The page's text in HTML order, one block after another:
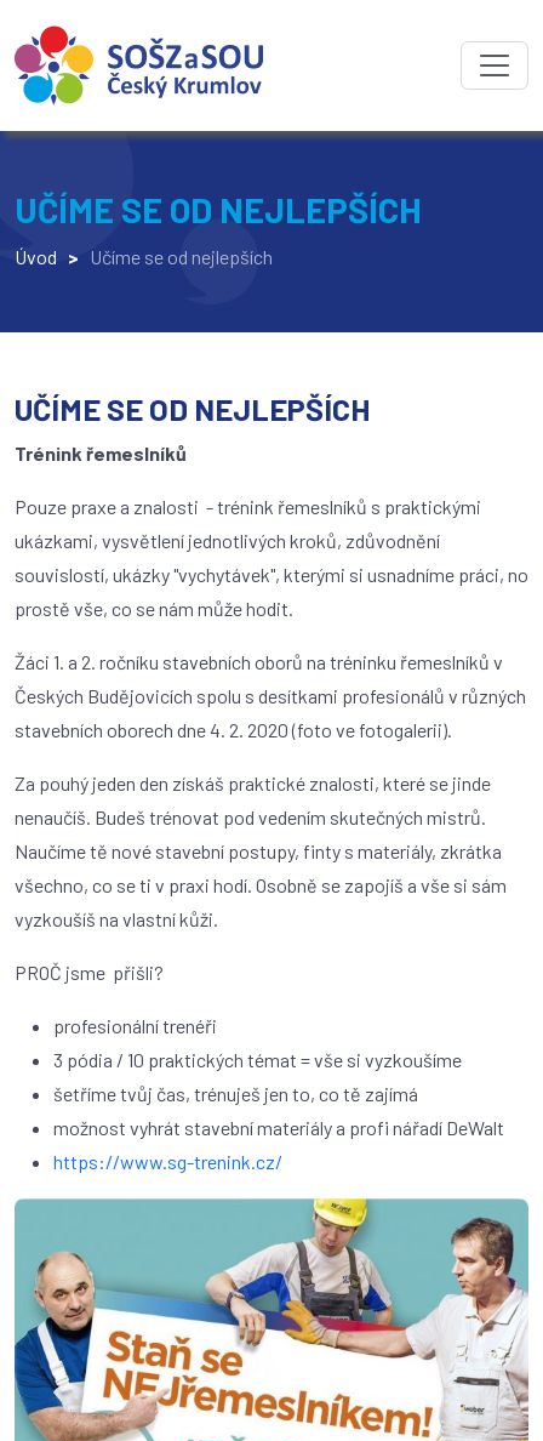
UČÍME SE OD NEJLEPŠÍCH
Úvod > Učíme se od nejlepších
UČÍME SE OD NEJLEPŠÍCH
Trénink řemeslníků
Pouze praxe a znalosti - trénink řemeslníků s praktickými
ukázkami, vysvětlení jednotlivých kroků, zdůvodnění
souvislostí, ukázky "vychytávek", kterými si usnadníme práci, no
prostě vše, co se nám může hodit.
Žáci 1. a 2. ročníku stavebních oborů na tréninku řemeslníků v
Českých Budějovicích spolu s desítkami profesionálů v různých
stavebních oborech dne 4. 2. 2020 (foto ve fotogalerii).
Za pouhý jeden den získáš praktické znalosti, které se jinde
nenaučíš. Budeš trénovat pod vedením skutečných mistrů.
Naučíme tě nové stavební postupy, finty s materiály, zkrátka
všechno, co se ti v praxi hodí. Osobně se zapojíš a vše si sám
vyzkoušíš na vlastní kůži.
PROČ jsme přišli?
profesionální trenéři
3 pódia / 10 praktických témat = vše si vyzkoušíme
šetříme tvůj čas, trénuješ jen to, co tě zajímá
možnost vyhrát stavební materiály a profi nářadí DeWalt
https://www.sg-trenink.cz/